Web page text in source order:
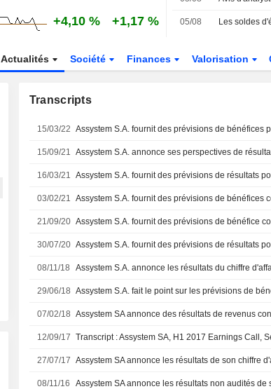
+4,10 % +1,17 % 05/08 Les soldes
Actualités Société Finances Valorisation
Transcripts
15/03/22
15/09/21 Assystem S.A. annonce ses perspectives de
16/03/21 Assystem S.A. fournit des prévisions de résultats
03/02/21 Assystem S.A. fournit des prévisions de bénéfices
21/09/20
30/07/20
08/11/18
29/06/18 Assystem S.A. fait le point sur les prévisions de
07/02/18
12/09/17 Transcript : Assystem SA, H1 2017 Earnings Call,
27/07/17
08/11/16